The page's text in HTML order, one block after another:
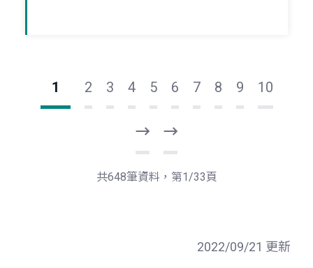
1 2 3 4 5 6 7 8 9 10
一
頁
後
一
共648筆資料，第1/33頁
2022/09/21 更新